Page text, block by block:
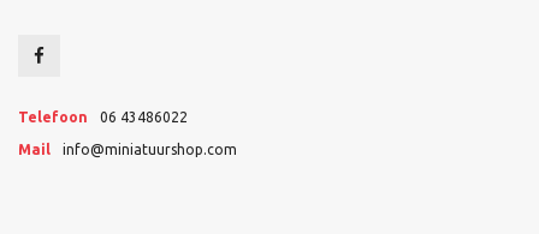
Telefoon 06 43486022
Mail info@miniatuurshop.com